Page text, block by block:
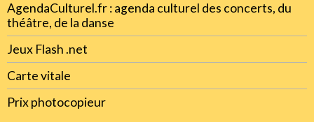
AgendaCulturel.fr : agenda culturel des concerts, du
théâtre, de la danse
Jeux Flash .net
Carte vitale
Prix photocopieur